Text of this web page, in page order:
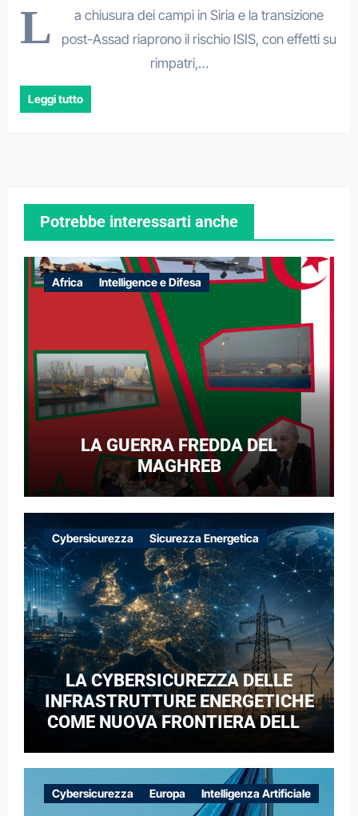
L
a chiusura dei campi in Siria e la transizione
post-Assad riaprono il rischio ISIS, con effetti su
rimpatri,…
Leggi tutto
Potrebbe interessarti anche
Africa Intelligence e Difesa
LA GUERRA FREDDA DEL
MAGHREB
Cybersicurezza Sicurezza Energetica
LA CYBERSICUREZZA DELLE
INFRASTRUTTURE ENERGETICHE
COME NUOVA FRONTIERA DELLA
CASO DELLE RETI ELETTRICHE
EUROPEE NEL CONTESTO DELLA
GUERRA IBRIDA
Cybersicurezza Europa Intelligenza Artificiale